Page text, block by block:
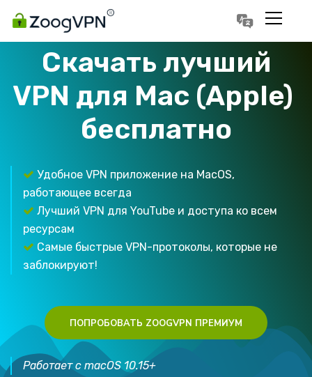
Скачать лучший
VPN для Mac (Apple)
бесплатно
Удобное VPN приложение на MacOS,
работающее всегда
Лучший VPN для YouTube и доступа ко всем
ресурсам
Самые быстрые VPN-протоколы, которые не
заблокируют!
ПОПРОБОВАТЬ ZOOGVPN ПРЕМИУМ
Работает с macOS 10.15+